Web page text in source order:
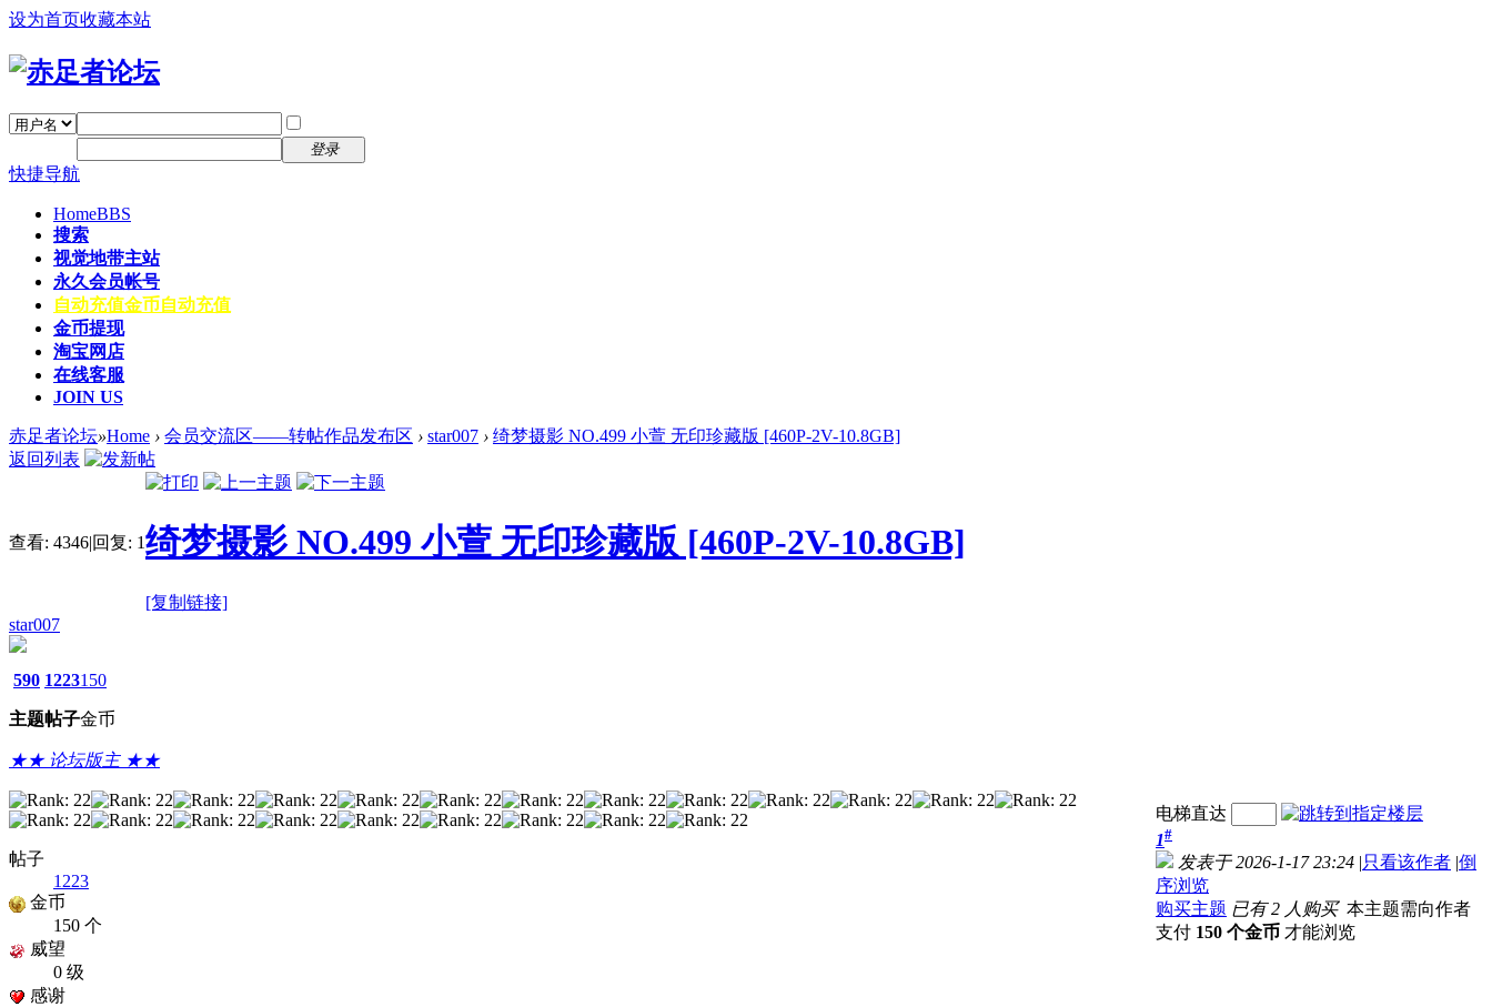
设为首页收藏本站
登录
快捷导航
HomeBBS
搜索
视觉地带主站
永久会员帐号
自动充值金币自动充值
金币提现
淘宝网店
在线客服
JOIN US
赤足者论坛»Home › 会员交流区——转帖作品发布区 › star007 › 绮梦摄影 NO.499 小萱 无印珍藏版 [460P-2V-10.8GB]
返回列表
查看: 4346|回复: 1绮梦摄影 NO.499 小萱 无印珍藏版 [460P-2V-10.8GB]
[复制链接]
star007
590
主题
1223
帖子
150
金币
★★ 论坛版主 ★★
帖子
1223
金币
150 个
威望
0 级
感谢
电梯直达
1#
发表于 2026-1-17 23:24 |只看该作者 |倒
序浏览
购买主题 已有 2 人购买 本主题需向作者
支付 150 个金币 才能浏览